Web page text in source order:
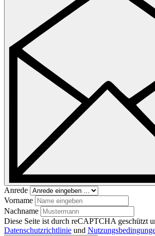
Anrede
Vorname
Nachname
Diese Seite ist durch reCAPTCHA geschützt
Datenschutzrichtlinie und